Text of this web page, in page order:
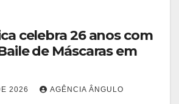
celebra 26 anos com
de Máscaras em
2026 AGÊNCIA ÂNGULO